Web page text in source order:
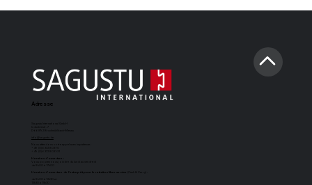
de chevaux
Adresse
Sagustu International GmbH
Nous attendons votre appel avec impatience :
Horaires d'ouverture :
Horaires d'ouverture de l'entrepôt pour le retrait en libre-service